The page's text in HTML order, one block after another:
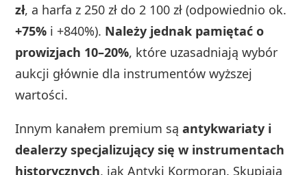
zł, a harfa z 250 zł do 2 100 zł (odpowiednio ok.
+75% i +840%). Należy jednak pamiętać o
prowizjach 10–20%, które uzasadniają wybór
aukcji głównie dla instrumentów wyższej
wartości.
Innym kanałem premium sąantykwariaty i
dealerzy specjalizujący się w instrumentach
historycznych, jak Antyki Kormoran. Skupiają